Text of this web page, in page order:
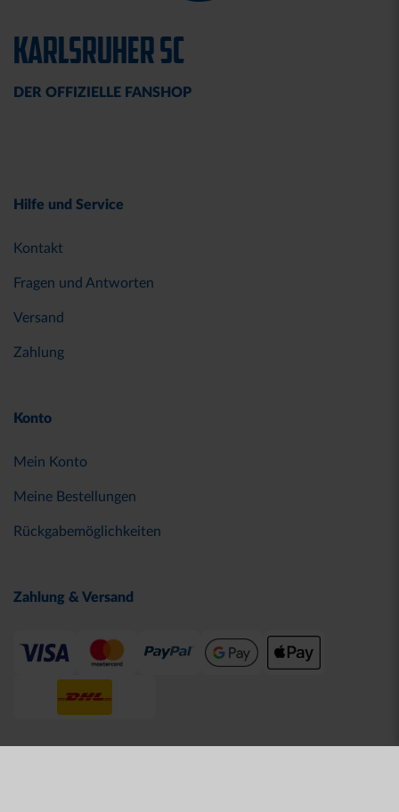
KARLSRUHER SC
DER OFFIZIELLE FANSHOP
Hilfe und Service
Kontakt
Fragen und Antworten
Versand
Zahlung
Konto
Mein Konto
Meine Bestellungen
Rückgabemöglichkeiten
Zahlung & Versand